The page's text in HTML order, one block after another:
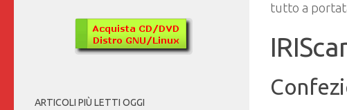
tutto a
ARTICOLI PIÙ LETTI OGGI